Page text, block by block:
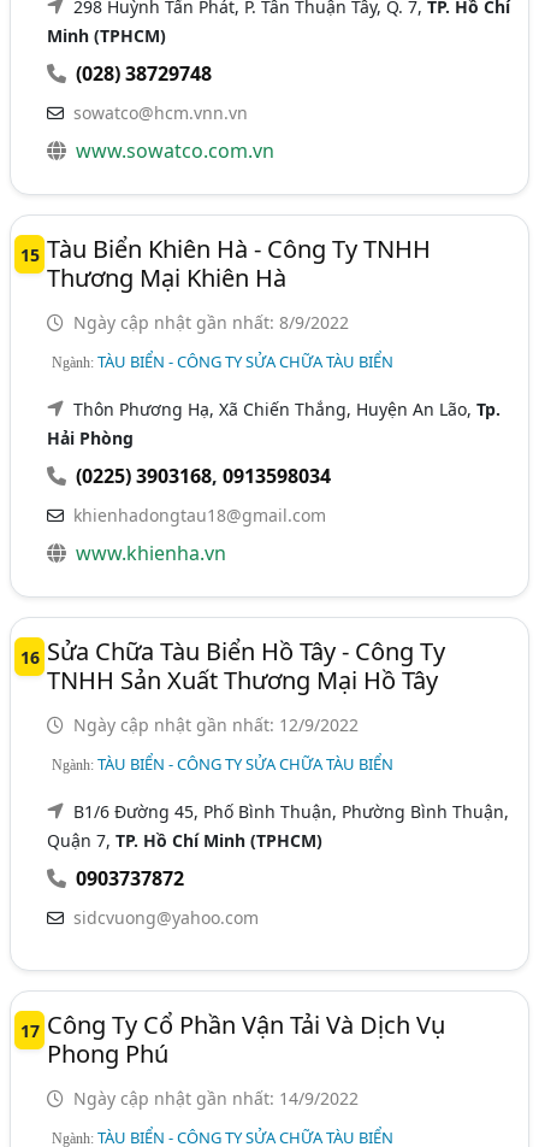
298 Huỳnh Tấn Phát, P. Tân Thuận Tây, Q. 7,TP. Hồ Chí
Minh (TPHCM)
(028) 38729748
sowatco@hcm.vnn.vn
www.sowatco.com.vn
15 Tàu Biển Khiên Hà - Công Ty TNHH
Thương Mại Khiên Hà
Ngày cập nhật gần nhất: 8/9/2022
Ngành:TÀU BIỂN - CÔNG TY SỬA CHỮA TÀU BIỂN
Thôn Phương Hạ, Xã Chiến Thắng, Huyện An Lão,Tp.
Hải Phòng
(0225) 3903168,0913598034
khienhadongtau18@gmail.com
www.khienha.vn
16 Sửa Chữa Tàu Biển Hồ Tây - Công Ty
TNHH Sản Xuất Thương Mại Hồ Tây
Ngày cập nhật gần nhất: 12/9/2022
Ngành:TÀU BIỂN - CÔNG TY SỬA CHỮA TÀU BIỂN
B1/6 Đường 45, Phố Bình Thuận, Phường Bình Thuận,
Quận 7,TP. Hồ Chí Minh (TPHCM)
0903737872
sidcvuong@yahoo.com
17 Công Ty Cổ Phần Vận Tải Và Dịch Vụ
Phong Phú
Ngày cập nhật gần nhất: 14/9/2022
Ngành:TÀU BIỂN - CÔNG TY SỬA CHỮA TÀU BIỂN